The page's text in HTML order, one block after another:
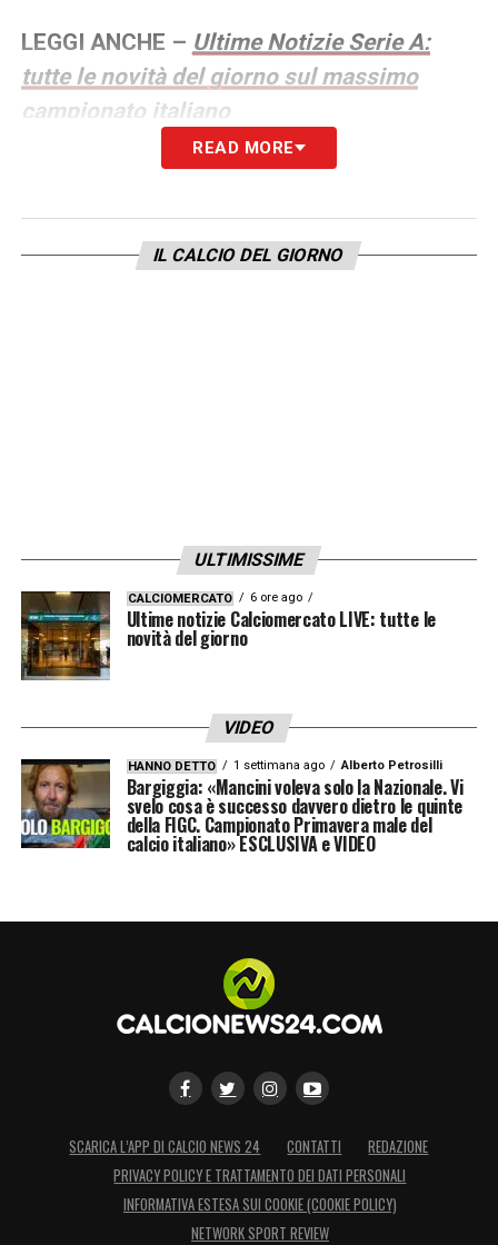
LEGGI ANCHE – Ultime Notizie Serie A:
tutte le novità del giorno sul massimo
campionato italiano
READ MORE
IL CALCIO DEL GIORNO
ULTIMISSIME
CALCIOMERCATO 6 ore ago
Ultime notizie Calciomercato LIVE: tutte le
novità del giorno
VIDEO
HANNO DETTO 1 settimana ago Alberto Petrosilli
Bargiggia: «Mancini voleva solo la Nazionale. Vi
svelo cosa è successo davvero dietro le quinte
della FIGC. Campionato Primavera male del
calcio italiano» ESCLUSIVA e VIDEO
SCARICA L’APP DI CALCIO NEWS 24 CONTATTI
REDAZIONE
PRIVACY POLICY E TRATTAMENTO DEI DATI PERSONALI
INFORMATIVA ESTESA SUI COOKIE (COOKIE POLICY)
NETWORK SPORT REVIEW